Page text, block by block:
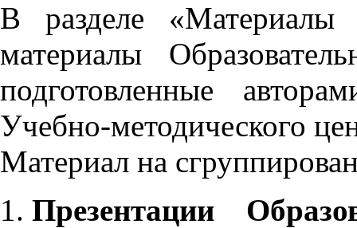
В разделе «Материалы
материалы
подготовленные
Учебно-методического
Материал на
Презентации